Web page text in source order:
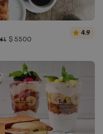
$ 5500
4.9